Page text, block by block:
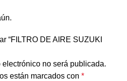
“FILTRO DE AIRE SUZUKI
no será publicada.
están marcados con *